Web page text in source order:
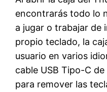
encontrarás todo lo
a jugar o trabajar de
propio teclado, la
usuario en varios
cable USB Tipo-C
para remover las